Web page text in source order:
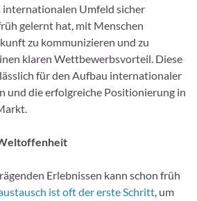
internationalen Umfeld sicher
gelernt hat, mit Menschen
zu kommunizieren und zu
klaren Wettbewerbsvorteil. Diese
für den Aufbau internationaler
und die erfolgreiche Positionierung in
Erlebnissen kann schon früh
ist oft der erste Schritt, um